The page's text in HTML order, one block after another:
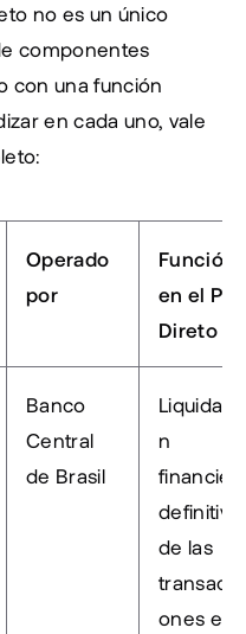
no es un único
componentes
con una función
en cada uno, vale
Operado
por
Función
en el Pix
Direto
Banco
Central
de Brasil
n
definitiva
de las
transacci
ones en